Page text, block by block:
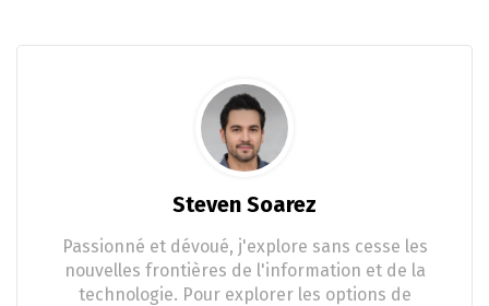
Steven Soarez
Passionné et dévoué, j'explore sans cesse les
nouvelles frontières de l'information et de la
technologie. Pour explorer les options de